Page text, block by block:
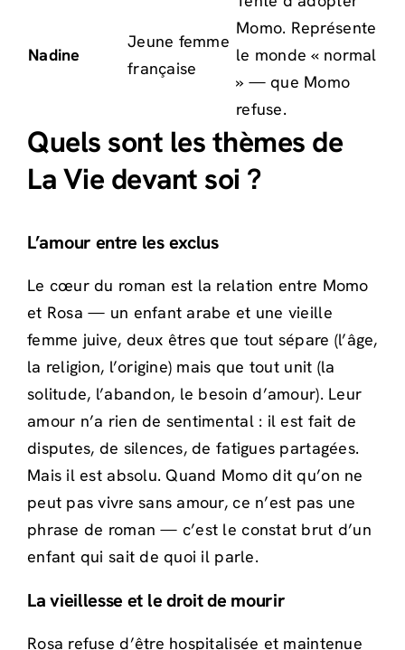
Nadine
Jeune femme
française
Momo. Représente
le monde « normal
» — que Momo
refuse.
Quels sont les thèmes de
La Vie devant soi ?
L’amour entre les exclus
Le cœur du roman est la relation entre Momo
et Rosa — un enfant arabe et une vieille
femme juive, deux êtres que tout sépare (l’âge,
la religion, l’origine) mais que tout unit (la
solitude, l’abandon, le besoin d’amour). Leur
amour n’a rien de sentimental : il est fait de
disputes, de silences, de fatigues partagées.
Mais il est absolu. Quand Momo dit qu’on ne
peut pas vivre sans amour, ce n’est pas une
phrase de roman — c’est le constat brut d’un
enfant qui sait de quoi il parle.
La vieillesse et le droit de mourir
Rosa refuse d’être hospitalisée et maintenue